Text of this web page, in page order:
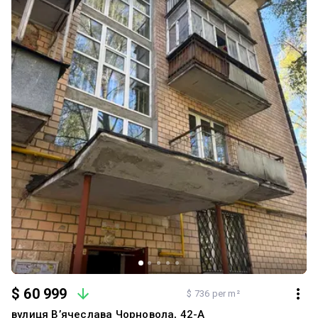
$ 60 999 $ 736 per m²
вулиця Вʼячеслава Чорновола, 42-А